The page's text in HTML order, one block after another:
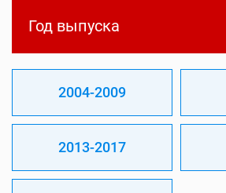
Год выпуска
2004-2009
2013-2017